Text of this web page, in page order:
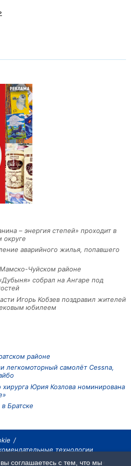
– энергия степей» проходит в
округе
аварийного жилья, попавшего
Чуйском районе
собрал на Ангаре под
Игорь Кобзев поздравил жителей
юбилеем
районе
легкомоторный самолёт Cessna,
хирурга Юрия Козлова номинирована
Братске
технологии
«Наш Север». Все права охраняются
соглашаетесь с тем, что мы